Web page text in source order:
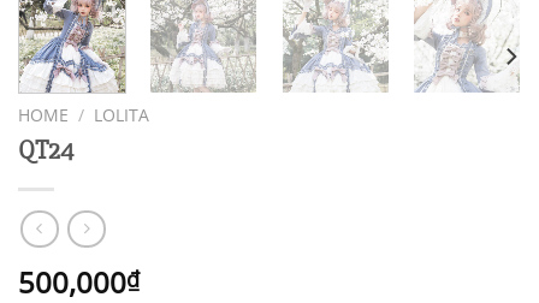
HOME / LOLITA
QT24
500,000₫